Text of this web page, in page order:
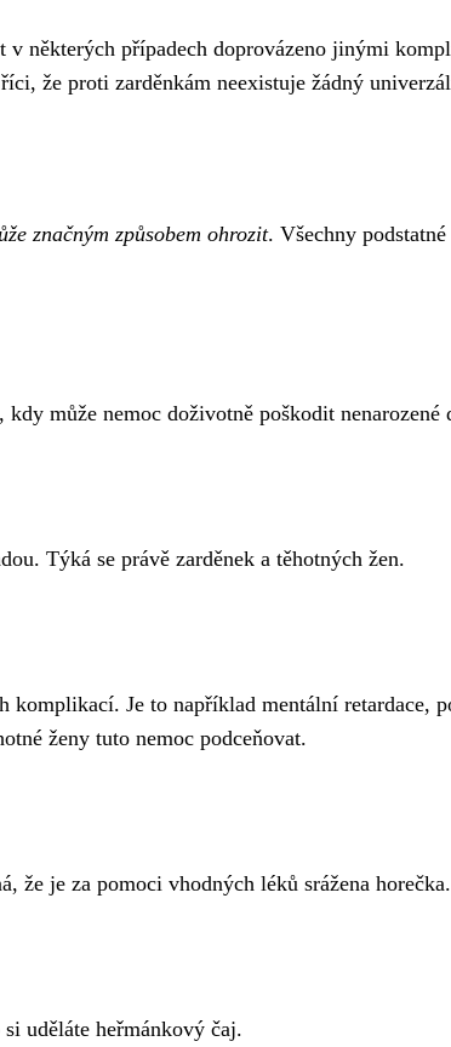
některých případech doprovázeno jinými
že proti zarděnkám neexistuje žádný
značným způsobem ohrozit. Všechny
může nemoc doživotně poškodit nenarozené
Týká se právě zarděnek a těhotných žen.
Je to například mentální retardace,
ženy tuto nemoc podceňovat.
že je za pomoci vhodných léků srážena horečka.
uděláte heřmánkový čaj.